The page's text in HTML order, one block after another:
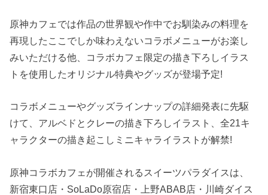
原神カフェでは作品の世界観や作中でお馴染みの料理を
再現したここでしか味わえないコラボメニューがお楽し
みいただける他、コラボカフェ限定の描き下ろしイラス
トを使用したオリジナル特典やグッズが登場予定!
コラボメニューやグッズラインナップの詳細発表に先駆
けて、アルベドとクレーの描き下ろしイラスト、全21キ
ャラクターの描き起こしミニキャライラストが解禁!
原神コラボカフェが開催されるスイーツパラダイスは、
新宿東口店・SoLaDo原宿店・上野ABAB店・川崎ダイス